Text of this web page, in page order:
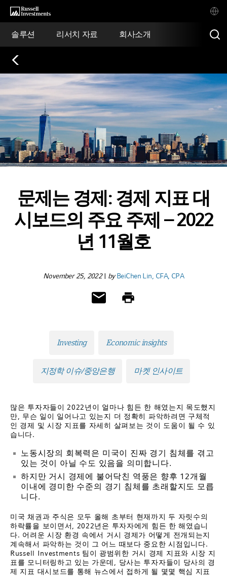
솔루션 리서치 자료 회사소개
문제는 경제: 경제 지표 대
시보드의 주요 주제 – 2022
년 11월호
November 25, 2022| byBeiChen Lin, CFA, CPA
Investing Economic insights
지정학 이슈/중앙은행 마켓 인사이트
많은 투자자들이 2022년이 얼마나 힘든 한 해였는지 목도했지
만, 무슨 일이 일어나고 있는지 더 정확히 파악하려면 구체적
인 경제 및 시장 지표를 자세히 살펴보는 것이 도움이 될 수 있
습니다.
노동시장의 회복력은 미국이 진짜 경기 침체를 겪고
있는 것이 아닐 수도 있음을 의미합니다.
하지만 거시 경제에 불어닥친 역풍은 향후 12개월
이내에 경미한 수준의 경기 침체를 초래할지도 모릅
니다.
미국 채권과 주식은 모두 올해 초부터 현재까지 두 자릿수의
하락률을 보이면서, 2022년은 투자자에게 힘든 한 해였습니
다. 어려운 시장 환경 속에서 거시 경제가 어떻게 전개되는지
계속해서 파악하는 것이 그 어느 때보다 중요한 시점입니다.
Russell Investments 팀이 광범위한 거시 경제 지표와 시장 지
표를 모니터링하고 있는 가운데, 당사는 투자자들이 당사의 경
제 지표 대시보드를 통해 뉴스에서 접하게 될 몇몇 핵심 지표